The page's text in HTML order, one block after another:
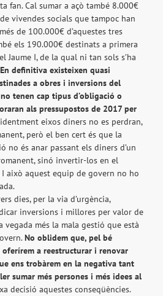
fan. Cal sumar a açò també 8.000€
vivendes socials que tampoc han
de 100.000€ d’aquestes tres
els 190.000€ destinats a primera
Jaume I, de la qual ni tan sols s’ha
En definitiva existeixen quasi
a obres i inversions del
tenen cap tipus d’obligació o
als pressupostos de 2017 per
eixos diners no es perdran,
però el ben cert és que la
no és anar passant els diners d’un
sinó invertir-los en el
I això aquest equip de govern no ho
dies, per la via d’urgència,
inversions i millores per valor de
vegada més la mala gestió que està
No oblidem que, pel bé
oferírem a reestructurar i renovar
ens trobàrem en la negativa tant
sumar més persones i més idees al
decisió aquestes conseqüències.